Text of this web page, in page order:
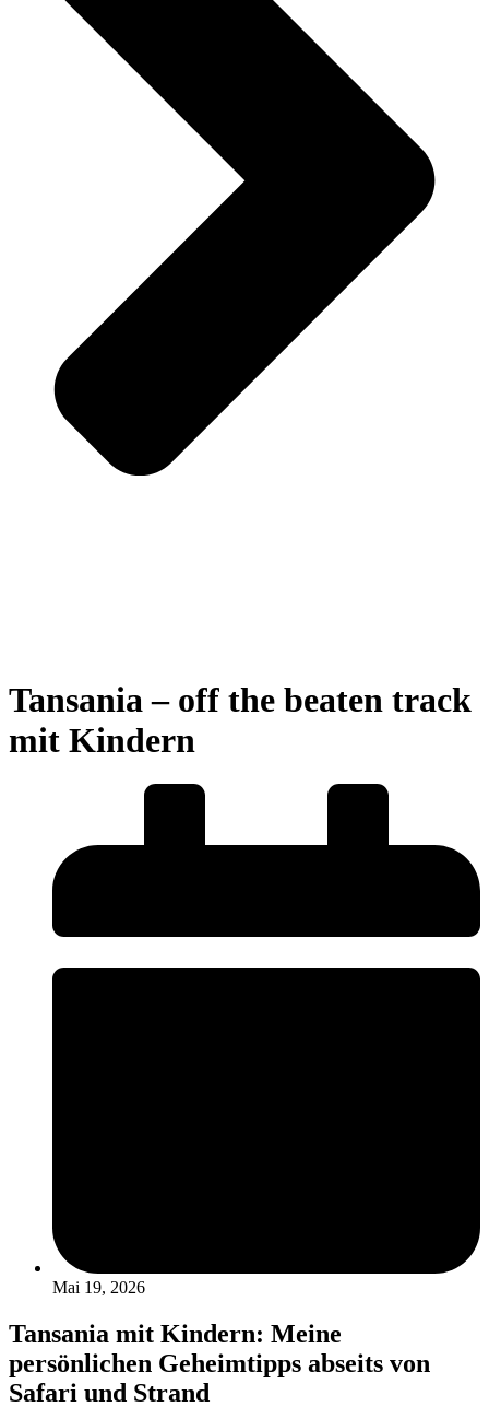
Tansania – off the beaten track
mit Kindern
Mai 19, 2026
Tansania mit Kindern: Meine
persönlichen Geheimtipps abseits von
Safari und Strand